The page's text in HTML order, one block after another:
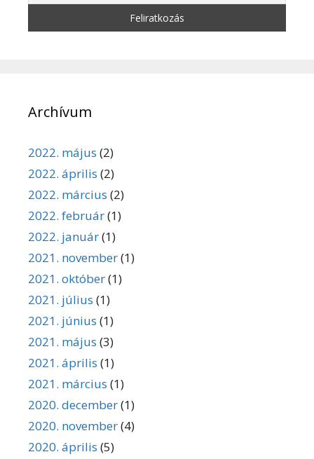
Archívum
2022. május (2)
2022. április (2)
2022. március (2)
2022. február(1)
2022. január(1)
2021. november(1)
2021. október(1)
2021. július (1)
2021. június (1)
2021. május (3)
2021. április (1)
2021. március (1)
2020. december(1)
2020. november(4)
2020. április (5)